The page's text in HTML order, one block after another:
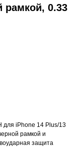
рамкой, 0.33
для iPhone 14 Plus/13
рамкой и
защита